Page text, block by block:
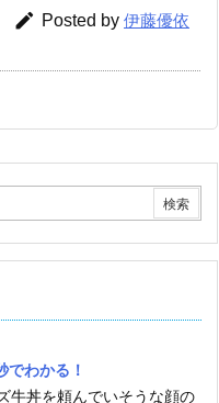
 Posted by 伊藤優依
でわかる！
牛丼を頼んでいそうな顔の